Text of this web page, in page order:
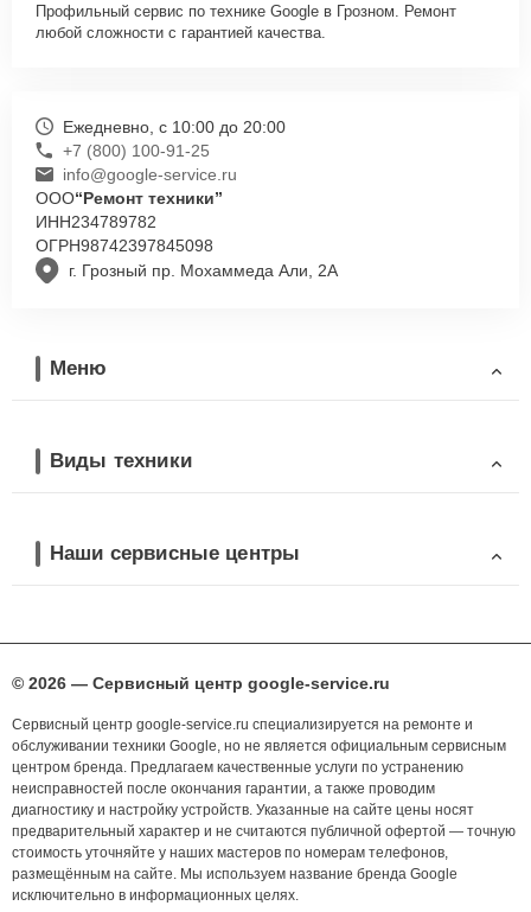
Профильный сервис по технике Google в Грозном. Ремонт
любой сложности с гарантией качества.
г. Грозный пр. Мохаммеда Али, 2А
Ежедневно, с 10:00 до 20:00
+7 (800) 100-91-25
info@google-service.ru
ООО“Ремонт техники”
ИНН234789782
ОГРН98742397845098
Меню
Виды техники
Наши сервисные центры
© 2026 — Сервисный центр google-service.ru
Сервисный центр google-service.ru специализируется на ремонте и
обслуживании техники Google, но не является официальным сервисным
центром бренда. Предлагаем качественные услуги по устранению
неисправностей после окончания гарантии, а также проводим
диагностику и настройку устройств. Указанные на сайте цены носят
предварительный характер и не считаются публичной офертой — точную
стоимость уточняйте у наших мастеров по номерам телефонов,
размещённым на сайте. Мы используем название бренда Google
исключительно в информационных целях.